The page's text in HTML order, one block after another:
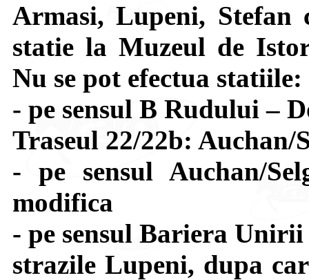
Armasi, Lupeni, Stefan
statie la Muzeul de
Nu se pot efectua
- pe sensul B Rudului –
Traseul 22/22b:
- pe sensul Auchan/
modifica
- pe sensul Bariera
strazile Lupeni, dupa